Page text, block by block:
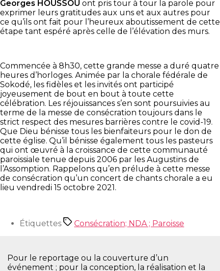
Georges HOUSSOU ont pris tour à tour la parole pour
exprimer leurs gratitudes aux uns et aux autres pour
ce qu’ils ont fait pour l’heureux aboutissement de cette
étape tant espéré après celle de l’élévation des murs.
Commencée à 8h30, cette grande messe a duré quatre
heures d’horloges. Animée par la chorale fédérale de
Sokodé, les fidèles et les invités ont participé
joyeusement de bout en bout à toute cette
célébration. Les réjouissances s’en sont poursuivies au
terme de la messe de consécration toujours dans le
strict respect des mesures barrières contre le covid-19.
Que Dieu bénisse tous les bienfaiteurs pour le don de
cette église. Qu’il bénisse également tous les pasteurs
qui ont œuvré à la croissance de cette communauté
paroissiale tenue depuis 2006 par les Augustins de
l’Assomption. Rappelons qu’en prélude à cette messe
de consécration qu’un concert de chants chorale a eu
lieu vendredi 15 octobre 2021.
Étiquettes Consécration; NDA ; Paroisse
Pour le reportage ou la couverture d’un
événement ; pour la conception, la réalisation et la